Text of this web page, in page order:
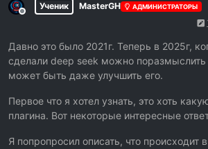
Не в сети
Ученик MasterGH АДМИНИСТРАТОРЫ
Давно это было 2021г. Теперь в 2025г,
сделали deep seek можно поразмыслить
может быть даже улучшить его.
Первое что я хотел узнать, это хоть
плагина. Вот некоторые интересные
Я попропросил описать, что происходит